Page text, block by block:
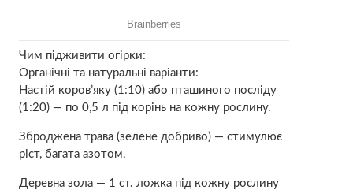
Чим підживити огірки:
Органічні та натуральні варіанти:
Настій коров’яку (1:10) або пташиного посліду
(1:20) — по 0,5 л під корінь на кожну рослину.
Зброджена трава (зелене добриво) — стимулює
ріст, багата азотом.
Деревна зола — 1 ст. ложка під кожну рослину